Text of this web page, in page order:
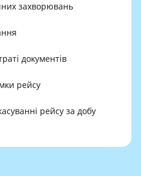
захворювань
документів
рейсу
рейсу за добу